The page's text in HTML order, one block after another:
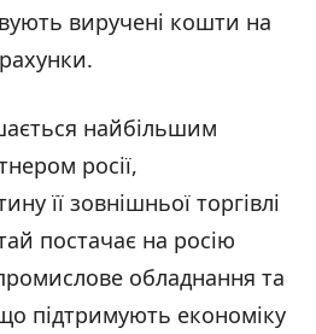
виручені кошти на
найбільшим
росії,
її зовнішньої торгівлі
постачає на росію
обладнання та
підтримують економіку